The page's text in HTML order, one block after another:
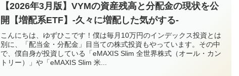
【2026年3月版】VYMの資産残高と分配金の現状を公
開【増配系ETF】-久々に増配した気がする-
こんにちは、ゆずひこです！僕は毎月10万円のインデックス投資とは
別に、「配当金・分配金」目当ての株式投資もやっています。その中
で、僕自身が投資している「eMAXIS Slim 全世界株式（オール・カン
トリー）」や「eMAXIS Slim 米...